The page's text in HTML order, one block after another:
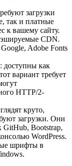
загрузки
так и платные
к вашему сайту.
CDN.
Adobe Fonts
доступны как
вариант требует
HTTP/2-
круто,
загрузки. Они
GitHub, Bootstrap,
WordPress.
шрифты в